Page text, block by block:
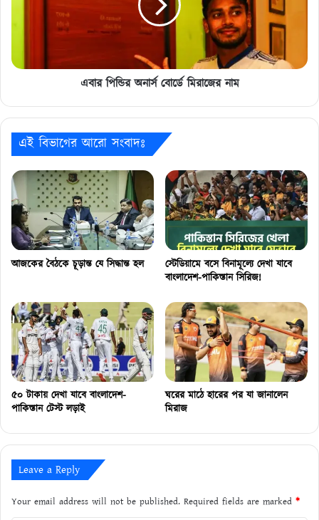
নাম
এবার পিন্ডির অনার্স বোর্ডে মিরাজের নাম
এই বিভাগের আরো সংবাদঃ
আজকের বৈঠকে চূড়ান্ত যে সিদ্ধান্ত হল
স্টেডিয়ামে বসে বিনামূল্যে দেখা যাবে
বাংলাদেশ-পাকিস্তান সিরিজ!
৫০ টাকায় দেখা যাবে বাংলাদেশ-
পাকিস্তান টেস্ট লড়াই
ঘরের মাঠে হারের পর যা জানালেন
মিরাজ
Leave a Reply
Your email address will not be published. Required fields are marked *